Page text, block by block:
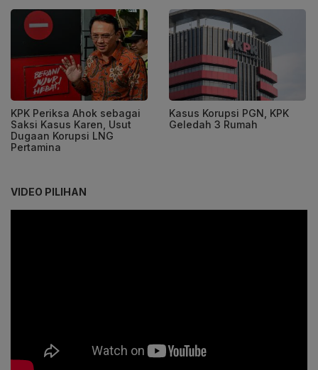
KPK Periksa Ahok sebagai
Saksi Kasus Karen, Usut
Dugaan Korupsi LNG
Pertamina
Kasus Korupsi PGN, KPK
Geledah 3 Rumah
VIDEO PILIHAN